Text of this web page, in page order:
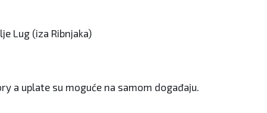
Lug (iza Ribnjaka)
a uplate su moguće na samom događaju.